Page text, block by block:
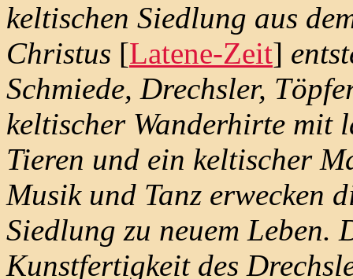
keltischen Siedlung aus
Christus [Latene-Zeit]
Schmiede, Drechsler,
keltischer Wanderhirte mit
Tieren und ein keltischer
Musik und Tanz erwecken
Siedlung zu neuem Leben.
Kunstfertigkeit des